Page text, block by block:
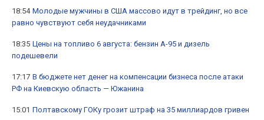
18:54 Молодые мужчины в США массово идут в трейдинг, но все
равно чувствуют себя неудачниками
18:35 Цены на топливо 6 августа: бензин А-95 и дизель
подешевели
17:17 В бюджете нет денег на компенсации бизнеса после атаки
РФ на Киевскую область — Южанина
15:01 Полтавскому ГОКу грозит штраф на 35 миллиардов гривен